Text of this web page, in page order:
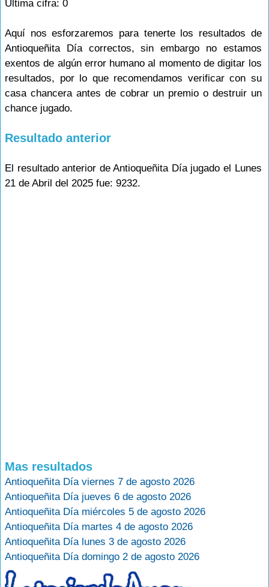
Ultima cifra: 0
Aquí nos esforzaremos para tenerte los resultados de
Antioqueñita Día correctos, sin embargo no estamos
exentos de algún error humano al momento de digitar los
resultados, por lo que recomendamos verificar con su
casa chancera antes de cobrar un premio o destruir un
chance jugado.
Resultado anterior
El resultado anterior de Antioqueñita Día jugado el Lunes
21 de Abril del 2025 fue: 9232.
Mas resultados
Antioqueñita Día viernes 7 de agosto 2026
Antioqueñita Día jueves 6 de agosto 2026
Antioqueñita Día miércoles 5 de agosto 2026
Antioqueñita Día martes 4 de agosto 2026
Antioqueñita Día lunes 3 de agosto 2026
Antioqueñita Día domingo 2 de agosto 2026